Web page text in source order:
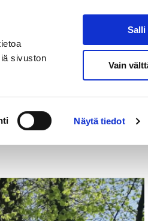
sivuston
Näytä tiedot
Salli
Vain